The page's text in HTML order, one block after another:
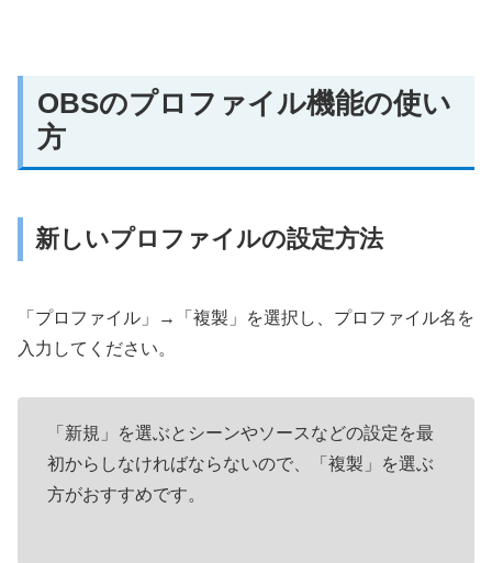
OBSのプロファイル機能の使い
方
新しいプロファイルの設定方法
「プロファイル」→「複製」を選択し、プロファイル名を
入力してください。
「新規」を選ぶとシーンやソースなどの設定を最
初からしなければならないので、「複製」を選ぶ
方がおすすめです。